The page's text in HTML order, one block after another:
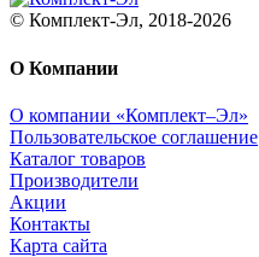
© Комплект-Эл, 2018-2026
О Компании
О компании «Комплект–Эл»
Пользовательское соглашение
Каталог товаров
Производители
Акции
Контакты
Карта сайта